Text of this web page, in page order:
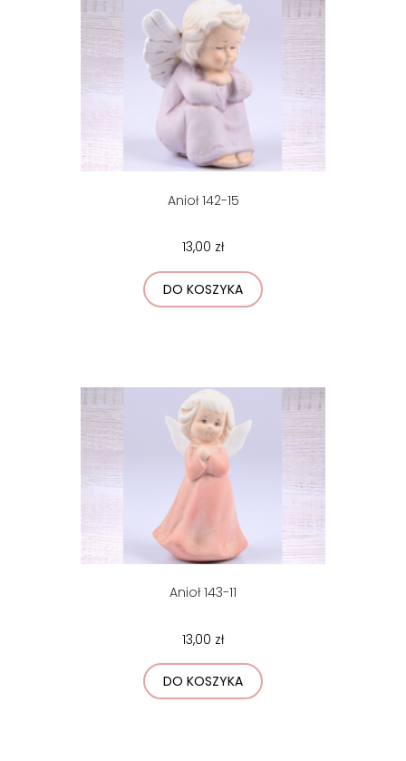
Anioł 142-15
13,00 zł
DO KOSZYKA
Anioł 143-11
13,00 zł
DO KOSZYKA